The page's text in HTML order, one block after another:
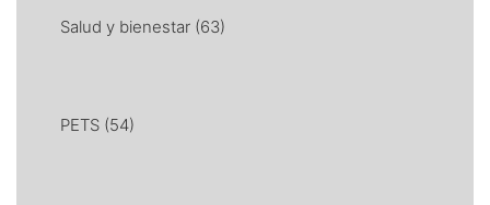
Salud y bienestar (63)
PETS (54)